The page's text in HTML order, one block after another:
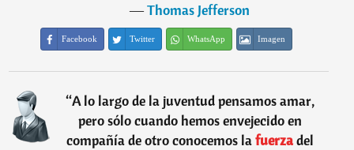
―Thomas Jefferson
Facebook Twitter WhatsApp Imagen
“A lo largo de la juventud pensamos amar,
pero sólo cuando hemos envejecido en
compañía de otro conocemos lafuerzadel